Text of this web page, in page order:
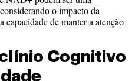
o impacto da
de manter a atenção
Cognitivo